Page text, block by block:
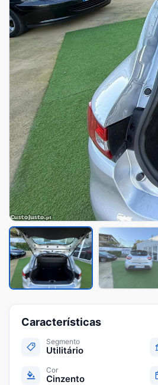
Características
Segmento
Utilitário
Cor
Cinzento